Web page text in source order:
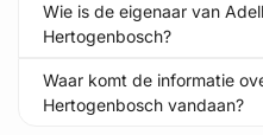
Wie is de eigenaar van
Hertogenbosch?
Waar komt de informatie
Hertogenbosch vandaan?